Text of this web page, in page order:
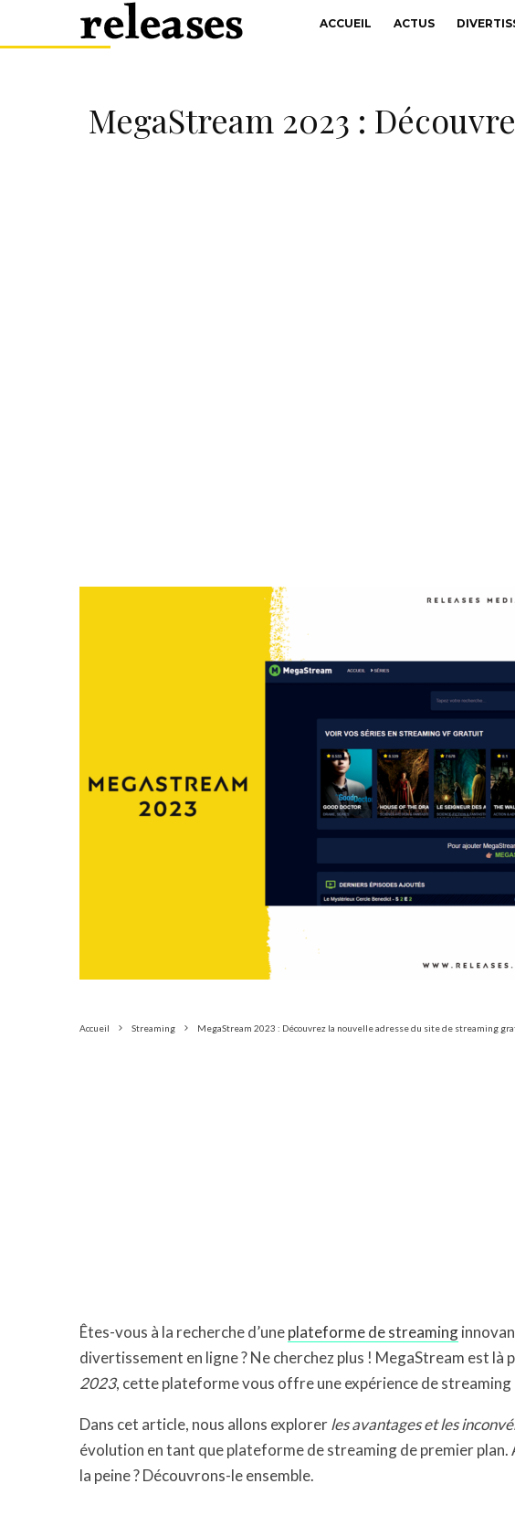
ACCUEIL ACTUS
MegaStream 2023 :
Accueil Streaming MegaStream 2023 : Découvrez la nouvelle adresse du site de streaming
Êtes-vous à la recherche d’uneplateforme de streaming
divertissement en ligne ? Ne cherchez plus ! MegaStream est là
2023, cette plateforme vous offre une expérience de streaming
Dans cet article, nous allons explorerles avantages et les
évolution en tant que plateforme de streaming de premier
la peine ? Découvrons-le ensemble.